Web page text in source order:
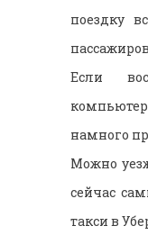
поездку
Если
намного
Можно
сейчас
такси в